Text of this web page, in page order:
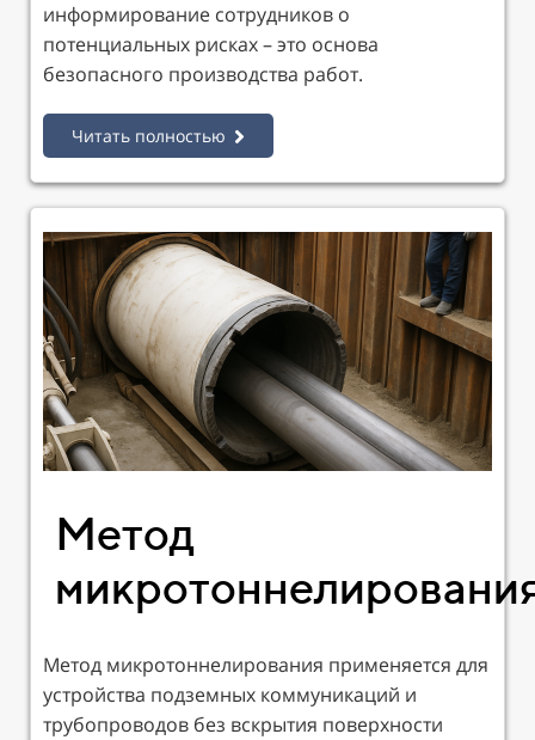
информирование сотрудников о
потенциальных рисках – это основа
безопасного производства работ.
Читать полностью
Метод
Метод микротоннелирования применяется для
устройства подземных коммуникаций и
трубопроводов без вскрытия поверхности